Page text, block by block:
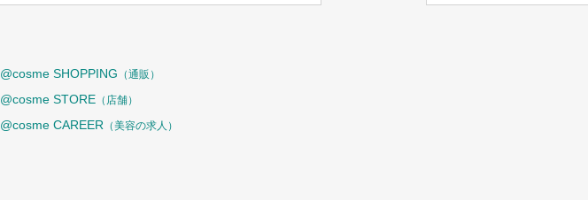
@cosme SHOPPING （通販）
@cosme STORE （店舗）
@cosme CAREER （美容の求人）